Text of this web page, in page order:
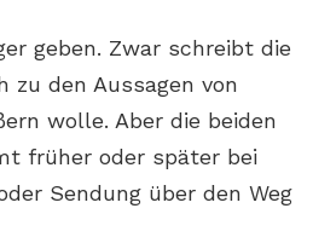
geben. Zwar schreibt die
zu den Aussagen von
wolle. Aber die beiden
früher oder später bei
Sendung über den Weg